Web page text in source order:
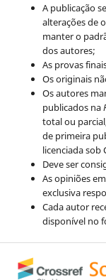
A publicação
alterações de
manter o
dos autores;
As provas
Os originais
Os autores
publicados na
total ou
de primeira
licenciada sob
Deve ser
As opiniões
exclusiva
Cada autor
disponível no